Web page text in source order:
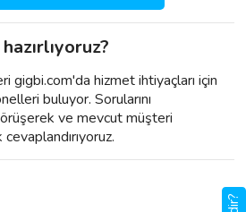
gigbi.com'da hizmet ihtiyaçları için
buluyor. Sorularını
ve mevcut müşteri